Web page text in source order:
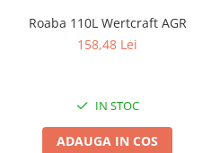
Suflante si aspiratoare exterior
Folie si plase pt plante
Roaba 110L Wertcraft AGR
158,48 Lei
IN STOC
ADAUGA IN COS